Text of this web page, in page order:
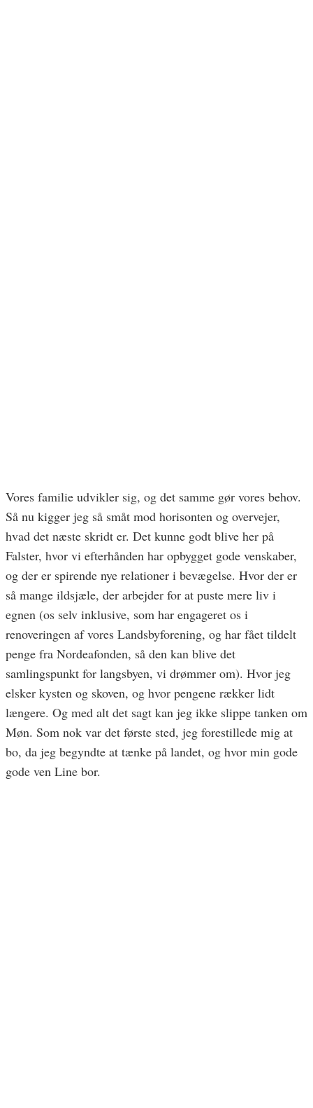
Vores familie udvikler sig, og det samme gør vores behov.
Så nu kigger jeg så småt mod horisonten og overvejer,
hvad det næste skridt er. Det kunne godt blive her på
Falster, hvor vi efterhånden har opbygget gode venskaber,
og der er spirende nye relationer i bevægelse. Hvor der er
så mange ildsjæle, der arbejder for at puste mere liv i
egnen (os selv inklusive, som har engageret os i
renoveringen af vores Landsbyforening, og har fået tildelt
penge fra Nordeafonden, så den kan blive det
samlingspunkt for langsbyen, vi drømmer om). Hvor jeg
elsker kysten og skoven, og hvor pengene rækker lidt
længere. Og med alt det sagt kan jeg ikke slippe tanken om
Møn. Som nok var det første sted, jeg forestillede mig at
bo, da jeg begyndte at tænke på landet, og hvor min gode
gode ven Line bor.